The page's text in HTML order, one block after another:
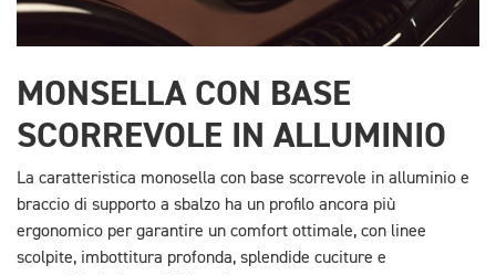
MONSELLA CON BASE
SCORREVOLE IN ALLUMINIO
La caratteristica monosella con base scorrevole in alluminio e
braccio di supporto a sbalzo ha un profilo ancora più
ergonomico per garantire un comfort ottimale, con linee
scolpite, imbottitura profonda, splendide cuciture e